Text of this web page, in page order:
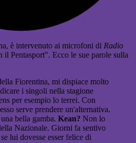
è intervenuto ai microfoni di Radio
il Pentasport". Ecco le sue parole sulla
Fiorentina, mi dispiace molto
i singoli nella stagione
per esempio lo terrei. Con
serve prendere un'alternativa.
bella gamba. Kean? Non lo
Nazionale. Giorni fa sentivo
lui dovesse esser felice di